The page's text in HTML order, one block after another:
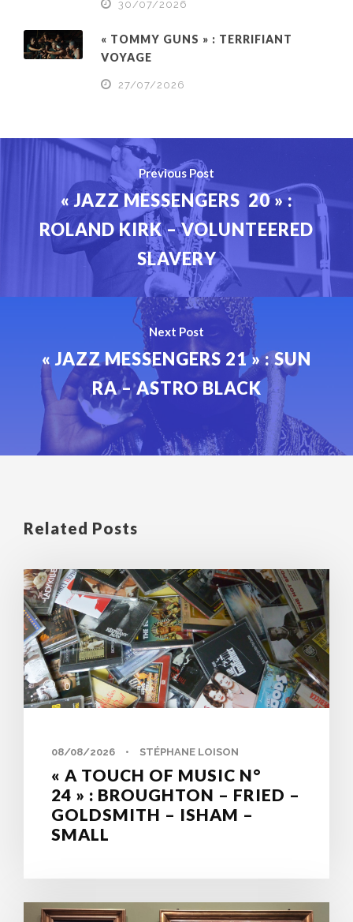
30/07/2026
« TOMMY GUNS » : TERRIFIANT
VOYAGE
27/07/2026
Previous Post
« JAZZ MESSENGERS 20 » :
ROLAND KIRK – VOLUNTEERED
SLAVERY
Next Post
« JAZZ MESSENGERS 21 » : SUN
RA – ASTRO BLACK
Related Posts
0
08/08/2026 • STÉPHANE LOISON
« A TOUCH OF MUSIC N°
24 » : BROUGHTON – FRIED –
GOLDSMITH – ISHAM –
SMALL